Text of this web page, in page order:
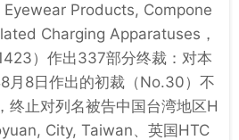
Eyewear Products, Compone
Charging Apparatuses，
）作出337部分终裁：对本
月8日作出的初裁（No.30）不
终止对列名被告中国台湾地区H
City, Taiwan、英国HTC